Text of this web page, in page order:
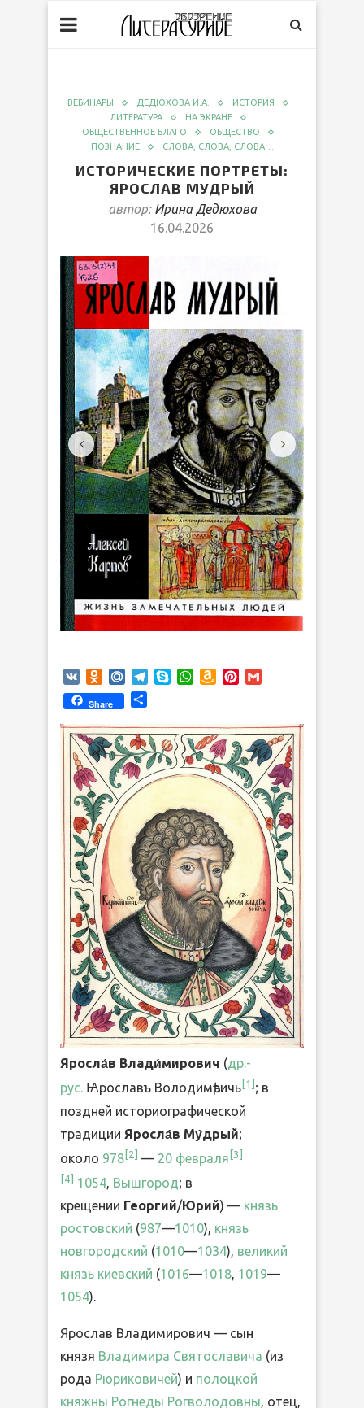
ВЕБИНАРЫ ДЕДЮХОВА И.А.
ИСТОРИЯ
ЛИТЕРАТУРА
НА ЭКРАНЕ
ОБЩЕСТВЕННОЕ БЛАГО
ОБЩЕСТВО
ПОЗНАНИЕ
СЛОВА, СЛОВА, СЛОВА…
ИСТОРИЧЕСКИЕ ПОРТРЕТЫ:
ЯРОСЛАВ МУДРЫЙ
автор: Ирина Дедюхова
16.04.2026
VK Odnoklassniki
Mail.RuTelegram
SkypeWhatsApp
AmazonPinterest
Share
Яросла́в Влади́мирович (др.-
рус. Ꙗрославъ Володимѣричь 1 ; в
поздней историографической
традиции Яросла́в Му́дрый;
около 978 2 — 20 февраля 3
4 1054, Вышгород; в
крещении Георгий/Юрий) — князь
ростовский (987—1010), князь
новгородский (1010—1034), великий
князь киевский (1016—1018, 1019—
1054).
Ярослав Владимирович — сын
князя Владимира Святославича (из
рода Рюриковичей) и полоцкой
княжны Рогнеды Рогволодовны, отец,